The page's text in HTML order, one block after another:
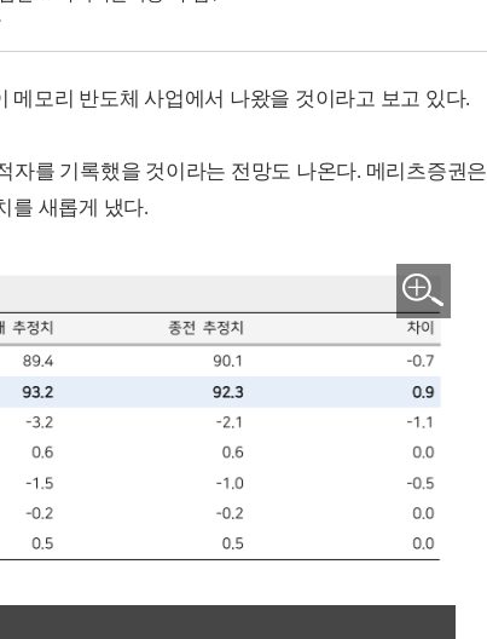
모리 반도체 사업에서 나왔을 것이라고 보고 있다.
자를 기록했을 것이라는 전망도 나온다. 메리츠증권은
를 새롭게 냈다.